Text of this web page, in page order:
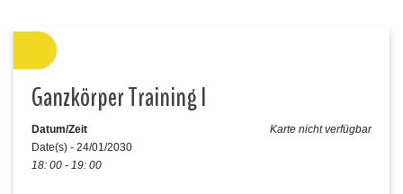
Ganzkörper Training I
Karte nicht verfügbar
Datum/Zeit
Date(s) - 24/01/2030
18: 00 - 19: 00